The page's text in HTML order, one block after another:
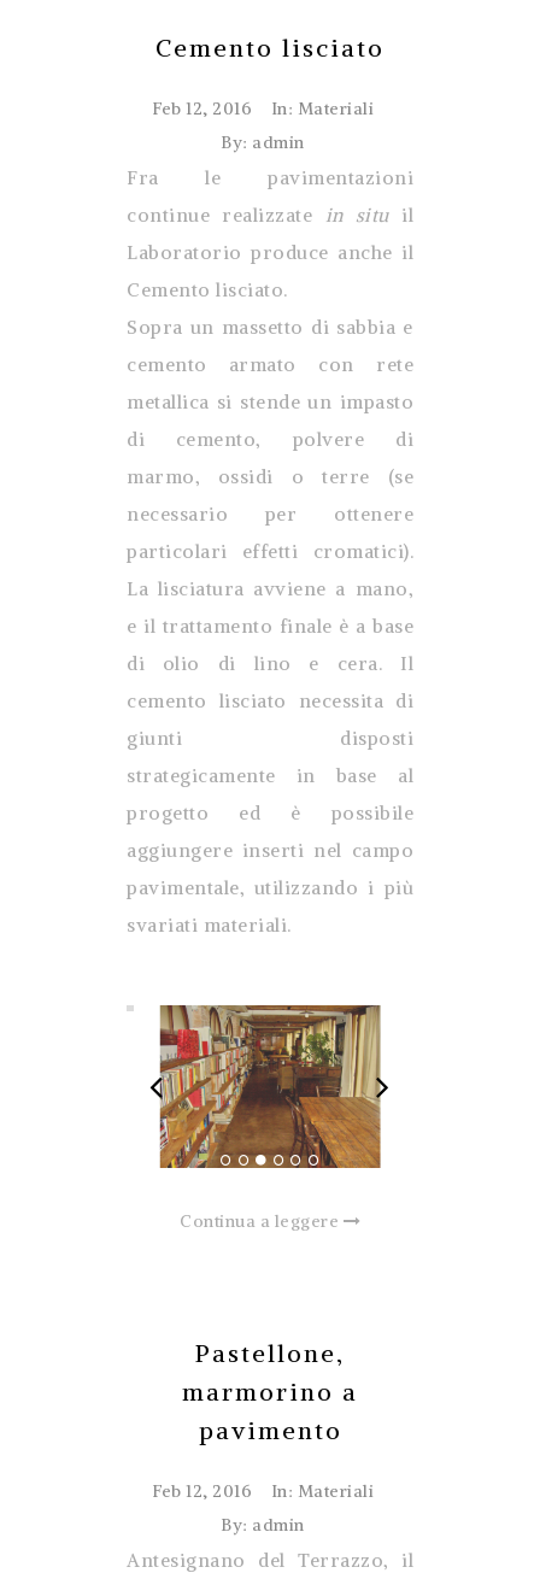
Cemento lisciato
Feb 12, 2016 In: Materiali
By: admin
Fra le pavimentazioni
continue realizzate in situil
Laboratorio produce anche il
Cemento lisciato.
Sopra un massetto di sabbia e
cemento armato con rete
metallica si stende un impasto
di cemento, polvere di
marmo, ossidi o terre (se
necessario per ottenere
particolari effetti cromatici).
La lisciatura avviene a mano,
e il trattamento finale è a base
di olio di lino e cera. Il
cemento lisciato necessita di
giunti disposti
strategicamente in base al
progetto ed è possibile
aggiungere inserti nel campo
pavimentale, utilizzando i più
svariati materiali.
Continua a leggere
Pastellone,
marmorino a
pavimento
Feb 12, 2016 In: Materiali
By: admin
Antesignano del Terrazzo, il